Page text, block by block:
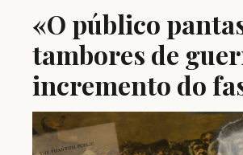
«O público
tambores de
incremento do